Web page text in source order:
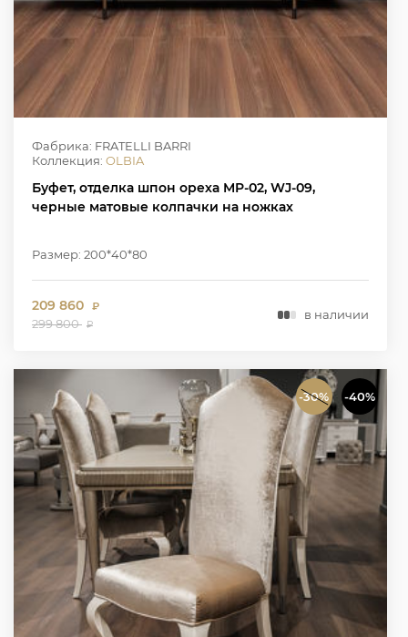
Фабрика: FRATELLI BARRI
Коллекция: OLBIA
Буфет, отделка шпон ореха MP-02, WJ-09,
черные матовые колпачки на ножках
Размер: 200*40*80
209 860 ₽
299 800 ₽
в наличии
-30% -40%